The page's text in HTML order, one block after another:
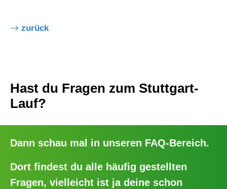
zurück
Hast du Fragen zum Stuttgart-
Lauf?
Dann schau mal in unseren FAQ-Bereich.
Dort findest du alle häufig gestellten
Fragen, vielleicht ist ja deine schon